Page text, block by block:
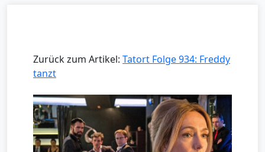
Zurück zum Artikel: Tatort Folge 934: Freddy
tanzt